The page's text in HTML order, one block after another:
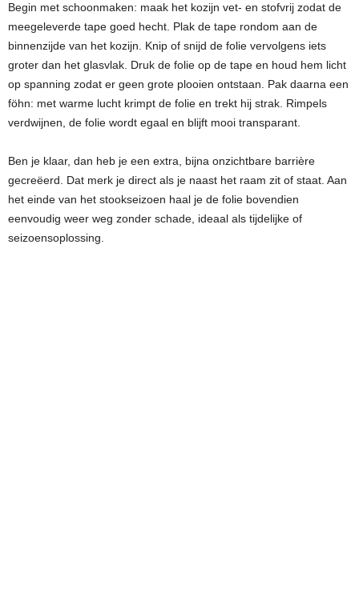
Begin met schoonmaken: maak het kozijn vet- en stofvrij zodat de
meegeleverde tape goed hecht. Plak de tape rondom aan de
binnenzijde van het kozijn. Knip of snijd de folie vervolgens iets
groter dan het glasvlak. Druk de folie op de tape en houd hem licht
op spanning zodat er geen grote plooien ontstaan. Pak daarna een
föhn: met warme lucht krimpt de folie en trekt hij strak. Rimpels
verdwijnen, de folie wordt egaal en blijft mooi transparant.
Ben je klaar, dan heb je een extra, bijna onzichtbare barrière
gecreëerd. Dat merk je direct als je naast het raam zit of staat. Aan
het einde van het stookseizoen haal je de folie bovendien
eenvoudig weer weg zonder schade, ideaal als tijdelijke of
seizoensoplossing.